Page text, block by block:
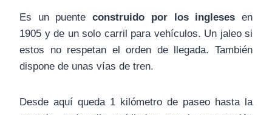
Es un puenteconstruido por los ingleses en
1905 y de un solo carril para vehículos. Un jaleo si
estos no respetan el orden de llegada. También
dispone de unas vías de tren.
Desde aquí queda 1 kilómetro de paseo hasta la